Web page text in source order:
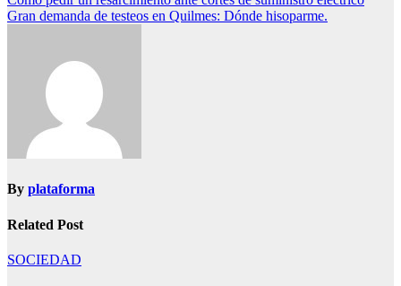
Gran demanda de testeos en Quilmes: Dónde hisoparme.
By plataforma
Related Post
SOCIEDAD